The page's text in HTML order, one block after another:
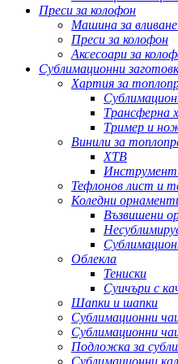
Преси за колофон
Машина за
Преси за колофон
Аксесоари за
Сублимационни
Хартия за
Трансферна
Тример и
Винили за
ХТВ
Тефлонов лист и
Коледни
Възвишени
Облекла
Тениски
Суичъри с
Шапки и шапки
Сублимационни
Сублимационни
Подложка за
Сублимационни